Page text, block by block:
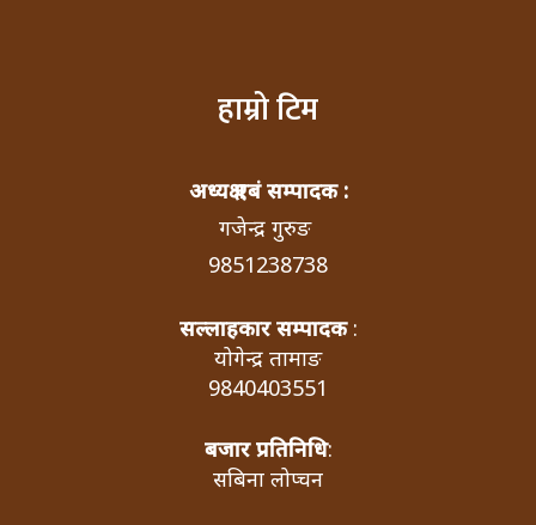
हाम्रो टिम
अध्यक्ष एबं सम्पादक :
गजेन्द्र गुरुङ
9851238738
सल्लाहकार सम्पादक:
योगेन्द्र तामाङ
9840403551
बजार प्रतिनिधि:
सबिना लोप्चन